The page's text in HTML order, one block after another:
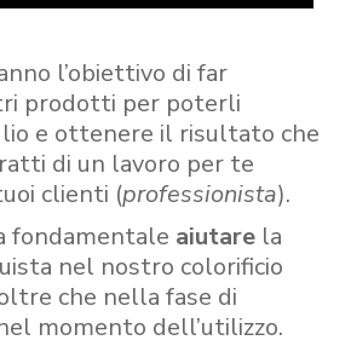
l’obiettivo di far
prodotti per poterli
e ottenere il risultato che
di un lavoro per te
clienti (professionista).
fondamentale aiutare la
nel nostro colorificio
che nella fase di
momento dell’utilizzo.